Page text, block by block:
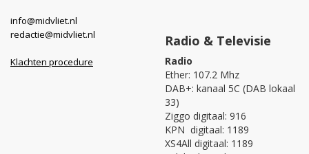
info@midvliet.nl
redactie@midvliet.nl
Klachten procedure
Radio & Televisie
Radio
Ether: 107.2 Mhz
DAB+: kanaal 5C (DAB lokaal
33)
Ziggo digitaal: 916
KPN digitaal: 1189
XS4All digitaal: 1189